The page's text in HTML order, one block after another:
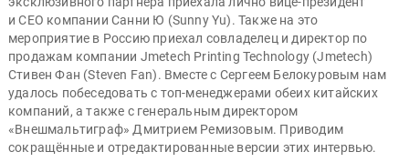
и CEO компании Санни Ю (Sunny Yu). Также на это
мероприятие в Россию приехал совладелец и директор по
продажам компании Jmetech Printing Technology (Jmetech)
Стивен Фан (Steven Fan). Вместе с Сергеем Белокуровым нам
удалось побеседовать с топ-менеджерами обеих китайских
компаний, а также с генеральным директором
«Внешмальтиграф» Дмитрием Ремизовым. Приводим
сокращённые и отредактированные версии этих интервью.